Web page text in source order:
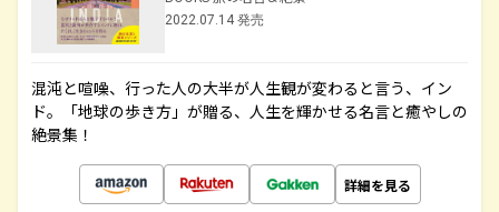
2022.07.14 発売
混沌と喧噪、行った人の大半が人生観が変わると言う、イン
ド。「地球の歩き方」が贈る、人生を輝かせる名言と癒やしの
絶景集！
詳細を見る